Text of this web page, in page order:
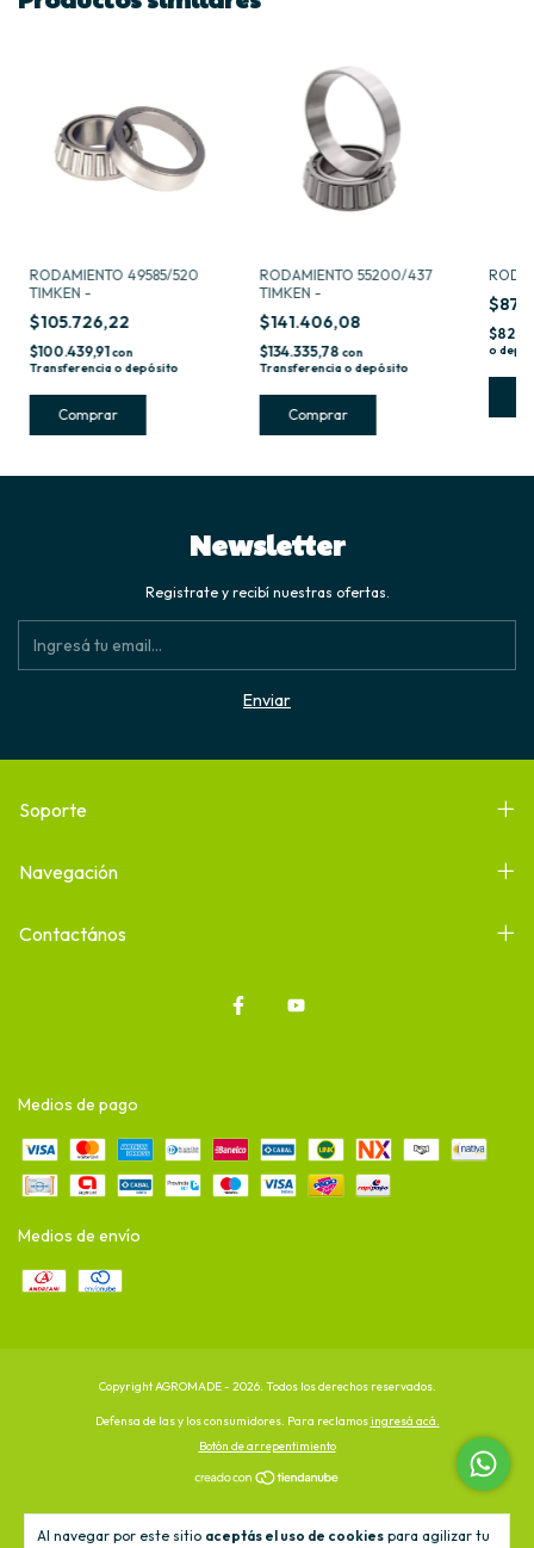
Al navegar por este sitio aceptás el uso de cookies para agilizar tu
RODAMIENTO 49585/520
TIMKEN -
$105.726,22
$100.439,91con
Transferencia o depósito
RODAMIENTO 55200/437
TIMKEN -
$141.406,08
$134.335,78 con
Transferencia o depósito
o
Newsletter
Registrate y recibí nuestras ofertas.
Soporte
Navegación
Contactános
Medios de pago
Medios de envío
Copyright AGROMADE - 2026. Todos los derechos reservados.
Defensa de las y los consumidores. Para reclamosingresá acá.
Botón de arrepentimiento